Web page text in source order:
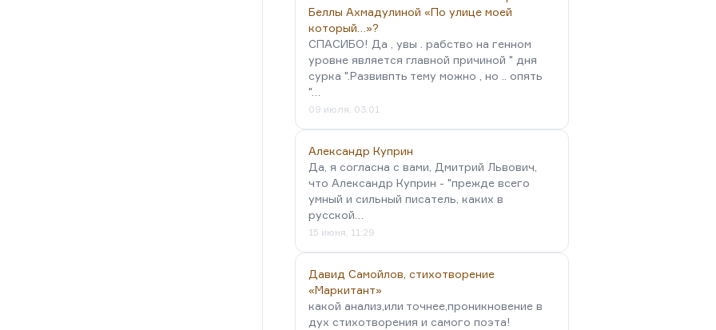
Беллы Ахмадулиной «По улице моей
который…»?
СПАСИБО! Да , увы . рабство на генном
уровне является главной причиной " дня
сурка ".Развивпть тему можно , но .. опять
"…
09 июля, 03:01
Александр Куприн
Да, я согласна с вами, Дмитрий Львович,
что Александр Куприн - "прежде всего
умный и сильный писатель, каких в
русской…
15 июня, 11:29
Давид Самойлов, стихотворение
«Маркитант»
какой анализ,или точнее,проникновение в
дух стихотворения и самого поэта!